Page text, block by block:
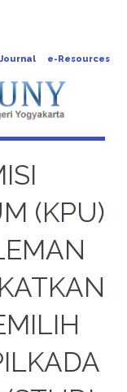
Journal e-Resources
(KPU)